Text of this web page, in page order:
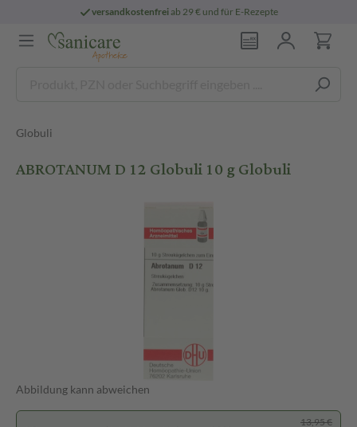
versandkostenfreiab 29 € und für E-Rezepte
Globuli
ABROTANUM D 12 Globuli 10 g Globuli
Abbildung kann abweichen
13,95 €